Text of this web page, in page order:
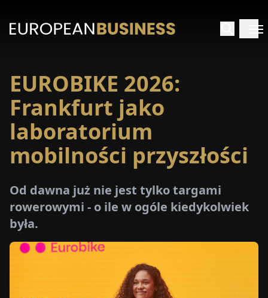
PAPER
EUROBIKE 2026:
Frankfurt jako
laboratorium
mobilności przyszłości
Od dawna już nie jest tylko targami
rowerowymi - o ile w ogóle kiedykolwiek
była.